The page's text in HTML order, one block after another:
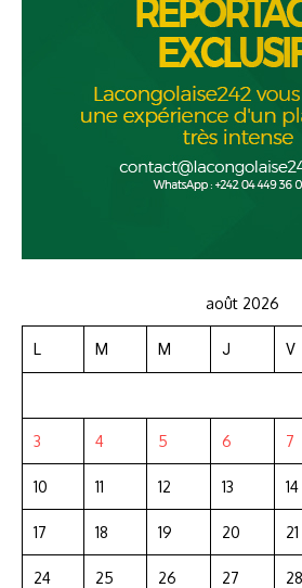
août 2026
L M M J V
3 4 5 6 7
10 11 12 13 14
17 18 19 20 21
24 25 26 27 28